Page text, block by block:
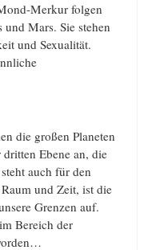
Merkur folgen
Mars. Sie stehen
und Sexualität.
die großen Planeten
Ebene an, die
auch für den
und Zeit, ist die
Grenzen auf.
Bereich der